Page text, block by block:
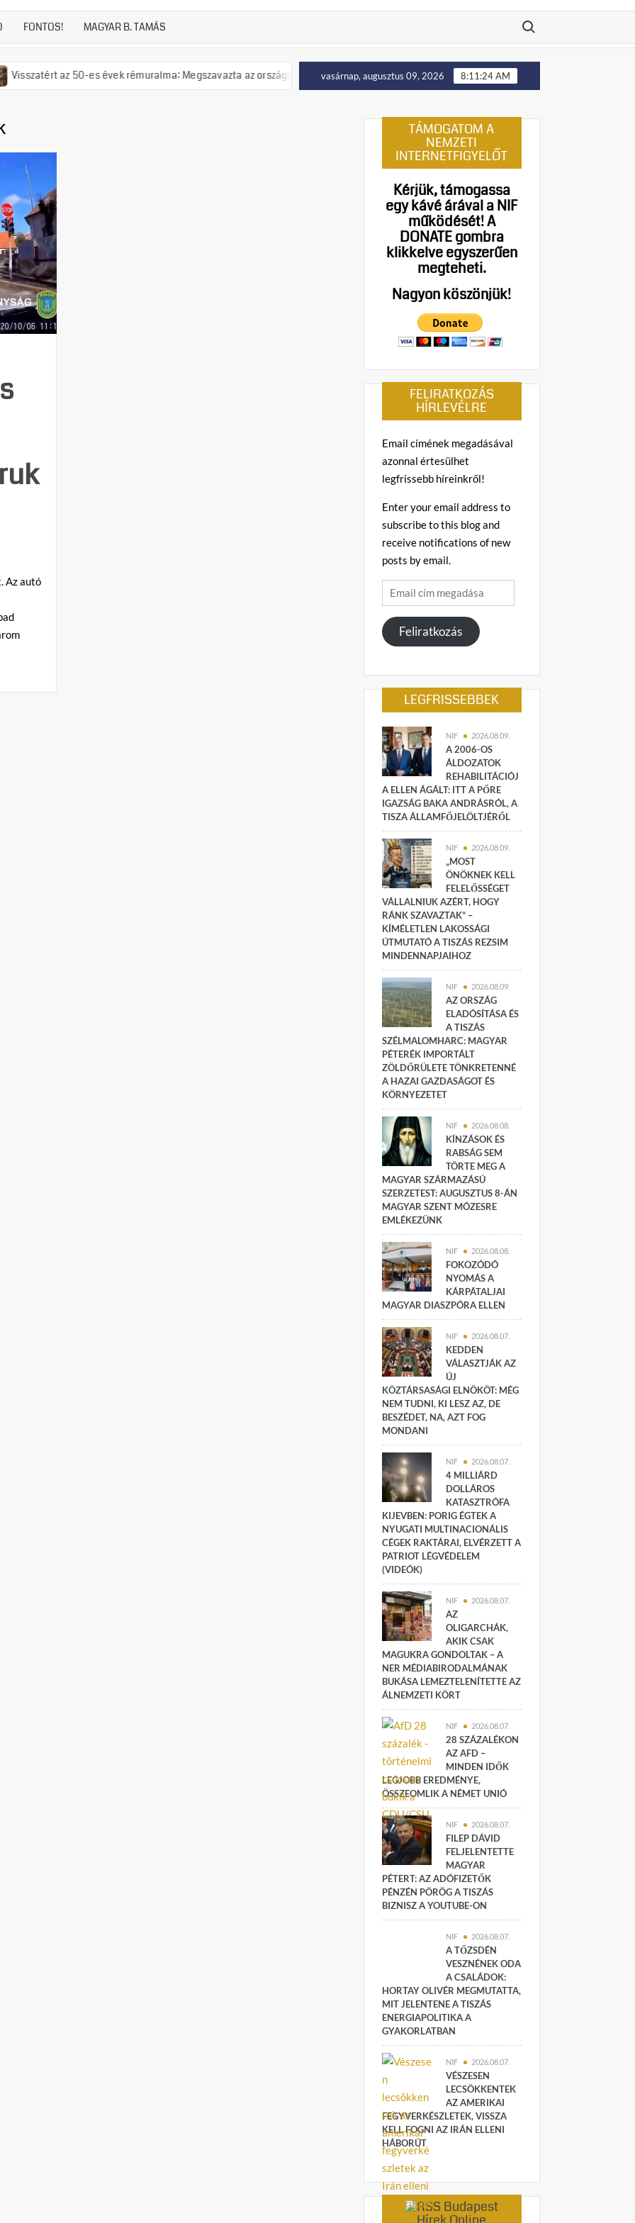
FONTOS! MAGYAR B. TAMÁS
Search for:
50-es évek rémuralma: Megszavazta az országgyűlés a tiszás ÁVH felállítását! Putyin: Ukrajna nyugati területei előbb-utóbb
vasárnap, augusztus 09, 2026 8:11:25 AM
Az autó
TÁMOGATOM A
NEMZETI
INTERNETFIGYELŐT
Kérjük, támogassa
egy kávé árával a NIF
működését!A
DONATE gombra
klikkelve egyszerűen
megteheti.
Nagyon köszönjük!
FELIRATKOZÁS
HÍRLEVÉLRE
Email címének megadásával
azonnal értesülhet
legfrissebb híreinkről!
Enter your email address to
subscribe to this blog and
receive notifications of new
posts by email.
Email
cím
megadása
Feliratkozás
LEGFRISSEBBEK
NIF 2026.08.09.
A 2006-OS
ÁLDOZATOK
REHABILITÁCIÓJ
A ELLEN ÁGÁLT: ITT A PŐRE
IGAZSÁG BAKA ANDRÁSRÓL, A
TISZA ÁLLAMFŐJELÖLTJÉRŐL
NIF 2026.08.09.
„MOST
ÖNÖKNEK KELL
FELELŐSSÉGET
VÁLLALNIUK AZÉRT, HOGY
RÁNK SZAVAZTAK” –
KÍMÉLETLEN LAKOSSÁGI
ÚTMUTATÓ A TISZÁS REZSIM
MINDENNAPJAIHOZ
NIF 2026.08.09.
AZ ORSZÁG
ELADÓSÍTÁSA ÉS
A TISZÁS
SZÉLMALOMHARC: MAGYAR
PÉTERÉK IMPORTÁLT
ZÖLDŐRÜLETE TÖNKRETENNÉ
A HAZAI GAZDASÁGOT ÉS
KÖRNYEZETET
NIF 2026.08.08.
KÍNZÁSOK ÉS
RABSÁG SEM
TÖRTE MEG A
MAGYAR SZÁRMAZÁSÚ
SZERZETEST: AUGUSZTUS 8-ÁN
MAGYAR SZENT MÓZESRE
EMLÉKEZÜNK
NIF 2026.08.08.
FOKOZÓDÓ
NYOMÁS A
KÁRPÁTALJAI
MAGYAR DIASZPÓRA ELLEN
NIF 2026.08.07.
KEDDEN
VÁLASZTJÁK AZ
ÚJ
KÖZTÁRSASÁGI ELNÖKÖT: MÉG
NEM TUDNI, KI LESZ AZ, DE
BESZÉDET, NA, AZT FOG
MONDANI
NIF 2026.08.07.
4 MILLIÁRD
DOLLÁROS
KATASZTRÓFA
KIJEVBEN: PORIG ÉGTEK A
NYUGATI MULTINACIONÁLIS
CÉGEK RAKTÁRAI, ELVÉRZETT A
PATRIOT LÉGVÉDELEM
(VIDEÓK)
NIF 2026.08.07.
AZ
OLIGARCHÁK,
AKIK CSAK
MAGUKRA GONDOLTAK – A
NER MÉDIABIRODALMÁNAK
BUKÁSA LEMEZTELENÍTETTE AZ
ÁLNEMZETI KÖRT
NIF 2026.08.07.
28 SZÁZALÉKON
AZ AFD –
MINDEN IDŐK
LEGJOBB EREDMÉNYE,
ÖSSZEOMLIK A NÉMET UNIÓ
NIF 2026.08.07.
FILEP DÁVID
FELJELENTETTE
MAGYAR
PÉTERT: AZ ADÓFIZETŐK
PÉNZÉN PÖRÖG A TISZÁS
BIZNISZ A YOUTUBE-ON
NIF 2026.08.07.
A TŐZSDÉN
VESZNÉNEK ODA
A CSALÁDOK:
HORTAY OLIVÉR MEGMUTATTA,
MIT JELENTENE A TISZÁS
ENERGIAPOLITIKA A
GYAKORLATBAN
NIF 2026.08.07.
VÉSZESEN
LECSÖKKENTEK
AZ AMERIKAI
FEGYVERKÉSZLETEK, VISSZA
KELL FOGNI AZ IRÁN ELLENI
HÁBORÚT
Budapest